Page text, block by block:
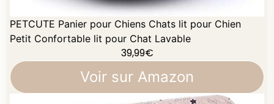
PETCUTE Panier pour Chiens Chats lit pour Chien
Petit Confortable lit pour Chat Lavable
39,99€
Voir sur Amazon